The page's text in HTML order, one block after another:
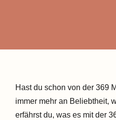
Hast du schon von der 369
immer mehr an Beliebtheit,
erfährst du, was es mit der